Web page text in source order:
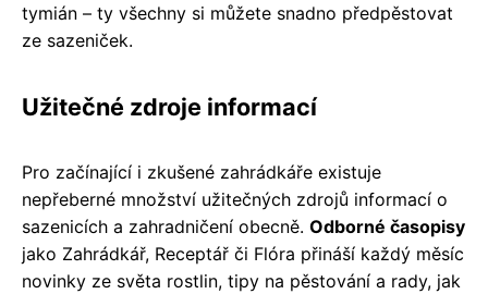
tymián – ty všechny si můžete snadno předpěstovat
ze sazeniček.
Užitečné zdroje informací
Pro začínající i zkušené zahrádkáře existuje
nepřeberné množství užitečných zdrojů informací o
sazenicích a zahradničení obecně. Odborné časopisy
jako Zahrádkář, Receptář či Flóra přináší každý měsíc
novinky ze světa rostlin, tipy na pěstování a rady, jak